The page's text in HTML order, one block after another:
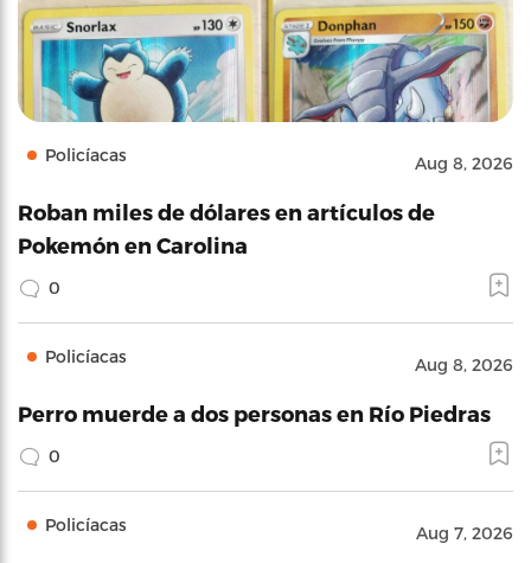
Policíacas Aug 8, 2026
Roban miles de dólares en artículos de
Pokemón en Carolina
0
Policíacas Aug 8, 2026
Perro muerde a dos personas en Río Piedras
0
Policíacas Aug 7, 2026